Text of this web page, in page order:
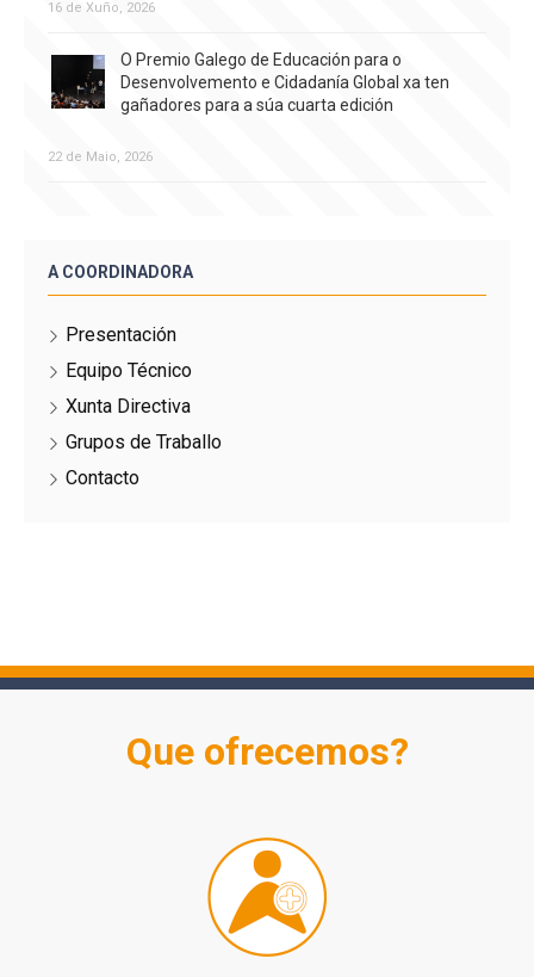
16 de Xuño, 2026
O Premio Galego de Educación para o
Desenvolvemento e Cidadanía Global xa ten
gañadores para a súa cuarta edición
22 de Maio, 2026
A COORDINADORA
Presentación
Equipo Técnico
Xunta Directiva
Grupos de Traballo
Contacto
Que ofrecemos?